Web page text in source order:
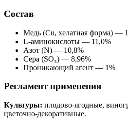
Состав
Медь (Cu, хелатная форма) —
L-аминокислоты — 11,0%
Азот (N) — 10,8%
Сера (SO₃) — 8,96%
Проникающий агент — 1%
Регламент применения
Культуры: плодово-ягодные,
цветочно-декоративные.